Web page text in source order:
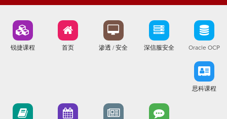
锐捷课程 首页 渗透 / 安全 深信服安全 Oracle OCP
思科课程